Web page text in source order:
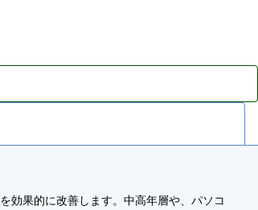
効果的に改善します。中高年層や、パソコ